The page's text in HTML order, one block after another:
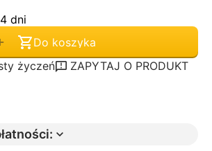
dni
Do koszyka
życzeń
ZAPYTAJ O PRODUKT